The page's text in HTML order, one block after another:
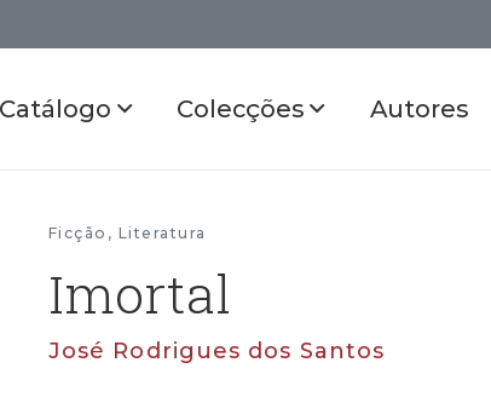
Catálogo Colecções Autores
Ficção , Literatura
Imortal
José Rodrigues dos Santos